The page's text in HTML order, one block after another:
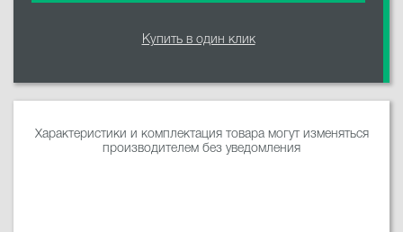
Купить в один клик
Характеристики и комплектация товара могут изменяться
производителем без уведомления